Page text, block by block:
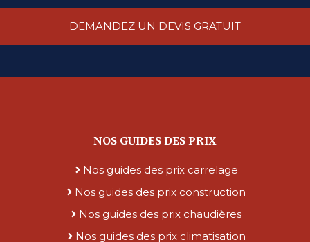
DEMANDEZ UN DEVIS GRATUIT
NOS GUIDES DES PRIX
Nos guides des prix carrelage
Nos guides des prix construction
Nos guides des prix chaudières
Nos guides des prix climatisation